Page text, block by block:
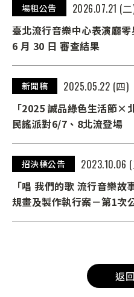
場租公告
2026.07.21 (
臺北流行音樂中心表演廳
6 月 30 日 審查結果
新聞稿
2025.05.22 (四)
「2025 誠品綠色生活節×
民謠派對6/7、8北流登場
招決標公告
2023.10.06
「唱 我們的歌 流行音樂
規畫及製作執行案－第1次
返